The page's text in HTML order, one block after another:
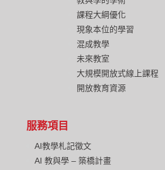
課程大綱優化
現象本位的學習
混成教學
未來教室
大規模開放式線上課程
開放教育資源
服務項目
AI教學札記徵文
AI 教與學 – 築橋計畫